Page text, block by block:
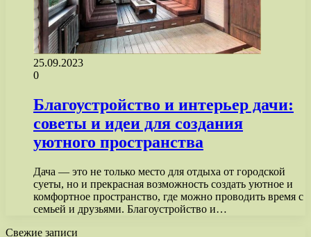
25.09.2023
0
Благоустройство и интерьер дачи:
советы и идеи для создания
уютного пространства
Дача — это не только место для отдыха от городской
суеты, но и прекрасная возможность создать уютное и
комфортное пространство, где можно проводить время с
семьей и друзьями. Благоустройство и…
Свежие записи